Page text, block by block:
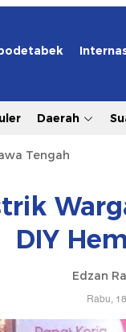
Daerah
Tengah
DIY
Edzan
Rabu,